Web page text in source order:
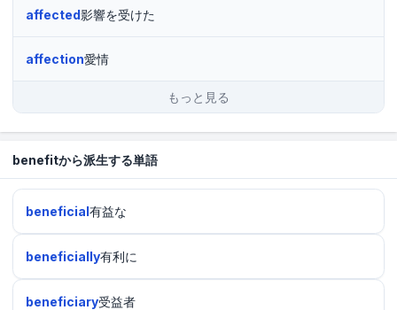
affected影響を受けた
affection愛情
もっと見る
benefitから派生する単語
beneficial有益な
beneficially有利に
beneficiary受益者